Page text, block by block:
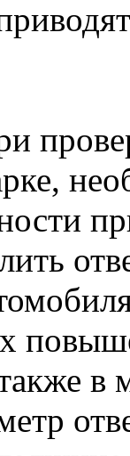
в